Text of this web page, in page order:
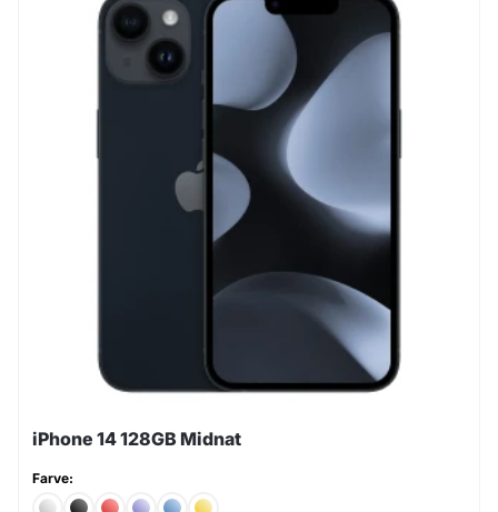
iPhone 14 128GB Midnat
Farve: